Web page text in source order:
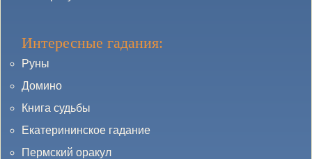
Интересные гадания:
Руны
Домино
Книга судьбы
Екатерининское гадание
Пермский оракул